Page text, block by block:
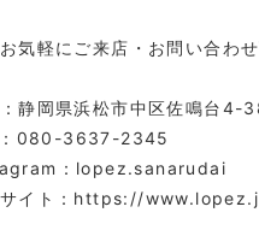
気軽にご来店・お問い合わせ
静岡県浜松市中区佐鳴台4-
080-3637-2345
：lopez.sanarudai
イト：https://